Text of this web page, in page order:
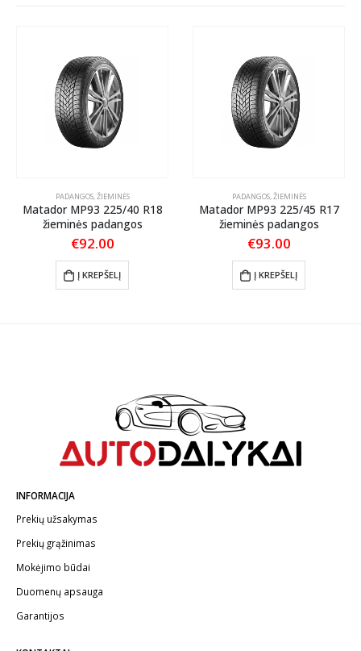
PADANGOS,ŽIEMINĖS
Matador MP93 225/40 R18
žieminės padangos
€92.00
Į KREPŠELĮ
PADANGOS,ŽIEMINĖS
Matador MP93 225/45 R17
žieminės padangos
€93.00
Į KREPŠELĮ
INFORMACIJA
Prekių užsakymas
Prekių grąžinimas
Mokėjimo būdai
Duomenų apsauga
Garantijos